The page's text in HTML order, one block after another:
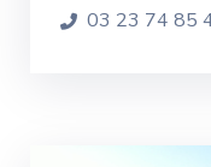
03 23 74 85